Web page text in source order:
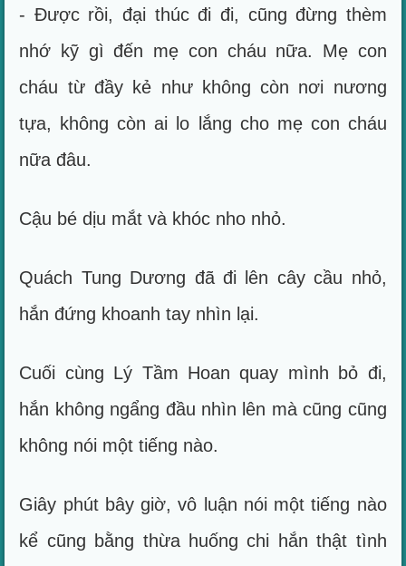
- Được rồi, đại thúc đi đi, cũng đừng thèm
nhớ kỹ gì đến mẹ con cháu nữa. Mẹ con
cháu từ đầy kẻ như không còn nơi nương
tựa, không còn ai lo lắng cho mẹ con cháu
nữa đâu.
Cậu bé dịu mắt và khóc nho nhỏ.
Quách Tung Dương đã đi lên cây cầu nhỏ,
hắn đứng khoanh tay nhìn lại.
Cuối cùng Lý Tầm Hoan quay mình bỏ đi,
hắn không ngẩng đầu nhìn lên mà cũng cũng
không nói một tiếng nào.
Giây phút bây giờ, vô luận nói một tiếng nào
kể cũng bằng thừa huống chi hắn thật tình